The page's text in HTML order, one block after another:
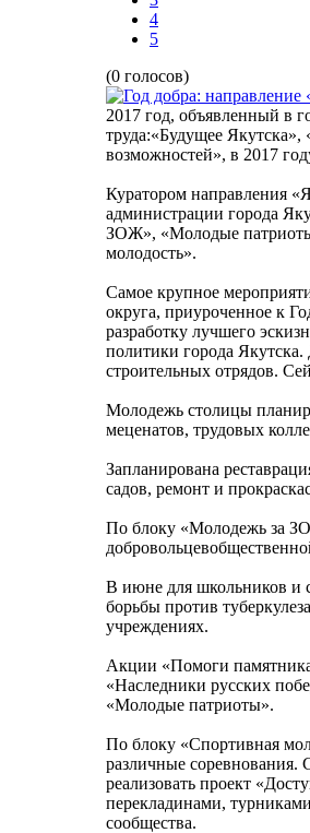
4
5
(0 голосов)
2017 год, объявленный в
труда:«Будущее
возможностей», в 2017
Куратором направления
администрации города
ЗОЖ», «Молодые
молодость».
Самое крупное
округа, приуроченное к
разработку лучшего
политики города Якутска.
строительных отрядов.
Молодежь столицы
меценатов, трудовых
Запланирована
садов, ремонт и
По блоку «Молодежь за
В июне для школьников и
борьбы против
учреждениях.
Акции «Помоги
«Наследники русских
«Молодые патриоты».
По блоку «Спортивная
различные соревнования.
реализовать проект
перекладинами,
сообщества.